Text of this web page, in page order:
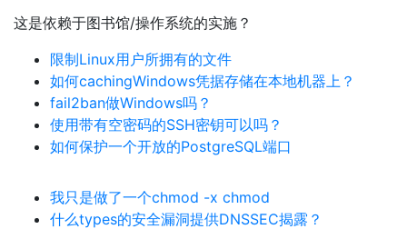
这是依赖于图书馆/操作系统的实施？
限制Linux用户所拥有的文件
如何cachingWindows凭据存储在本地机器上？
fail2ban做Windows吗？
使用带有空密码的SSH密钥可以吗？
如何保护一个开放的PostgreSQL端口
我只是做了一个chmod -x chmod
什么types的安全漏洞提供DNSSEC揭露？